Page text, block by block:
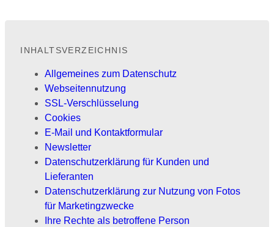
INHALTSVERZEICHNIS
Allgemeines zum Datenschutz
Webseitennutzung
SSL-Verschlüsselung
Cookies
E-Mail und Kontaktformular
Newsletter
Datenschutzerklärung für Kunden und
Lieferanten
Datenschutzerklärung zur Nutzung von Fotos
für Marketingzwecke
Ihre Rechte als betroffene Person